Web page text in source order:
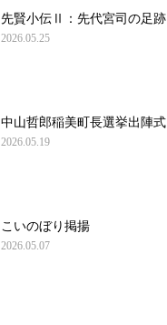
先賢小伝Ⅱ：先代宮司の足跡
2026.05.25
中山哲郎稲美町長選挙出陣式
2026.05.19
こいのぼり掲揚
2026.05.07